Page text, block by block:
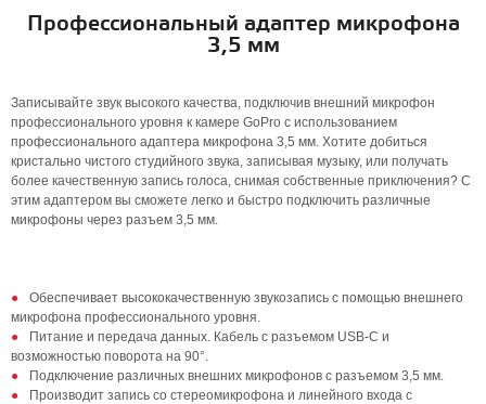
Профессиональный адаптер микрофона
3,5 мм
Записывайте звук высокого качества, подключив внешний микрофон
профессионального уровня к камере GoPro с использованием
профессионального адаптера микрофона 3,5 мм. Хотите добиться
кристально чистого студийного звука, записывая музыку, или получать
более качественную запись голоса, снимая собственные приключения? C
этим адаптером вы сможете легко и быстро подключить различные
микрофоны через разъем 3,5 мм.
Обеспечивает высококачественную звукозапись с помощью внешнего
микрофона профессионального уровня.
Питание и передача данных. Кабель с разъемом USB-C и
возможностью поворота на 90°.
Подключение различных внешних микрофонов с разъемом 3,5 мм.
Производит запись со стереомикрофона и линейного входа с